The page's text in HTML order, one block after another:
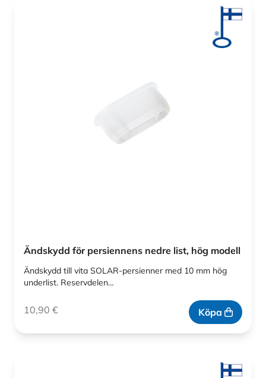
Ändskydd för persiennens nedre list, hög modell
Ändskydd till vita SOLAR-persienner med 10 mm hög
underlist. Reservdelen…
10,90 € Köpa